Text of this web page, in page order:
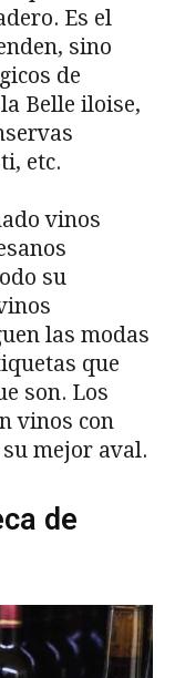
Es el
sino
de
Belle iloise,
etc.
vinos
su
las modas
que
son. Los
vinos con
mejor aval.
de